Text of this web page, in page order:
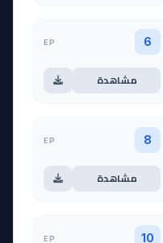
6
EP
مشاهدة
8
EP
مشاهدة
10
EP